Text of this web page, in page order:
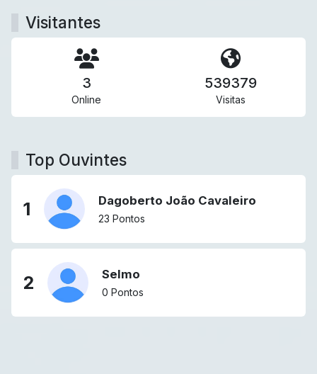
Visitantes
3
Online
539379
Visitas
Top Ouvintes
1 Dagoberto João Cavaleiro
23 Pontos
2 Selmo
0 Pontos